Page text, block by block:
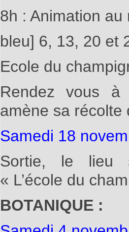
8h : Animation au
bleu] 6, 13, 20 et
Ecole du
Rendez vous
amène sa récolte
Samedi 18
Sortie, le lieu
« L’école du
BOTANIQUE :